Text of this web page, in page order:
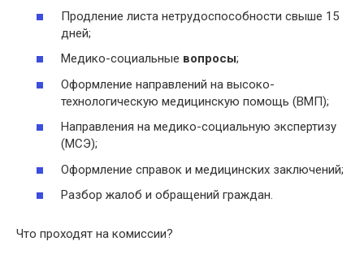
Продление листа нетрудоспособности свыше 15
дней;
Медико-социальные вопросы;
Оформление направлений на высоко-
технологическую медицинскую помощь (ВМП);
Направления на медико-социальную экспертизу
(МСЭ);
Оформление справок и медицинских заключений;
Разбор жалоб и обращений граждан.
Что проходят на комиссии?